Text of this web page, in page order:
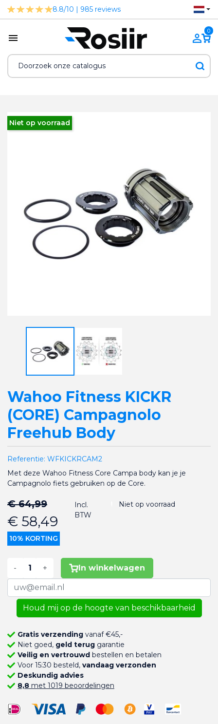
8.8/10 | 985 reviews
0
Niet op voorraad
Wahoo Fitness KICKR
(CORE) Campagnolo
Freehub Body
Referentie: WFKICKRCAM2
Met deze Wahoo Fitness Core Campa body kan je je
Campagnolo fiets gebruiken op de Core.
€ 64,99
€ 58,49
10% KORTING
Incl.
BTW
Niet op voorraad
- + In winkelwagen
Houd mij op de hoogte van beschikbaarheid
Gratis verzendingvanaf €45,-
Niet goed, geld teruggarantie
Veilig en vertrouwdbestellen en betalen
Voor 15:30 besteld, vandaag verzonden
Deskundig advies
8,8met 1019 beoordelingen